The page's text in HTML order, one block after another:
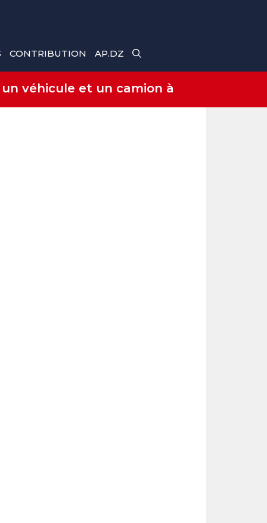
CONTRIBUTION AP.DZ
véhicule et un camion à